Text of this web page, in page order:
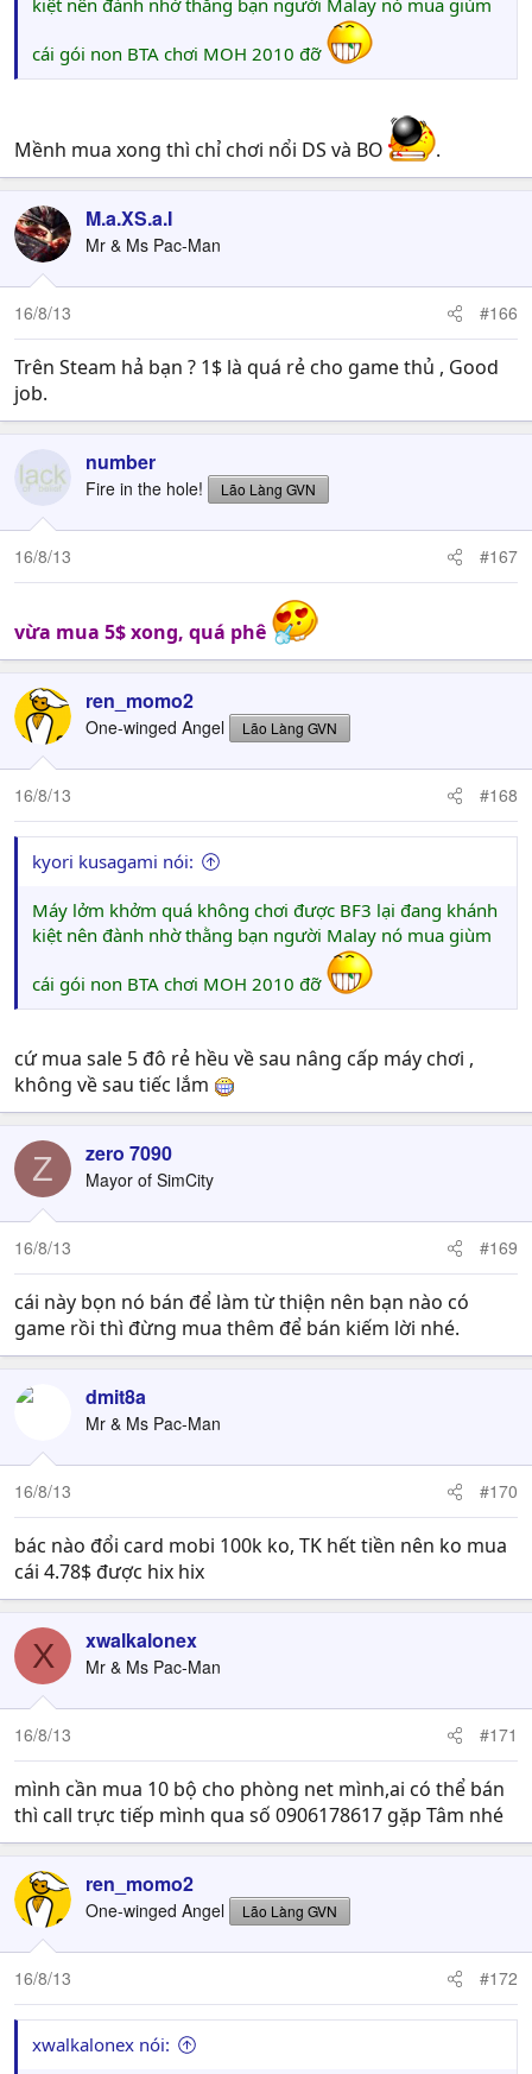
kiệt nên đành nhờ thằng bạn người Malay nó mua giùm
cái gói non BTA chơi MOH 2010 đỡ
Mềnh mua xong thì chỉ chơi nổi DS và BO .
M.a.XS.a.I
Mr & Ms Pac-Man
16/8/13 #166
Trên Steam hả bạn ? 1$ là quá rẻ cho game thủ , Good
job.
number
Fire in the hole! Lão Làng GVN
16/8/13 #167
vừa mua 5$ xong, quá phê
ren_momo2
One-winged Angel Lão Làng GVN
16/8/13 #168
kyori kusagami nói:
Máy lởm khởm quá không chơi được BF3 lại đang khánh
kiệt nên đành nhờ thằng bạn người Malay nó mua giùm
cái gói non BTA chơi MOH 2010 đỡ
cứ mua sale 5 đô rẻ hều về sau nâng cấp máy chơi ,
không về sau tiếc lắm
Z zero 7090
Mayor of SimCity
16/8/13 #169
cái này bọn nó bán để làm từ thiện nên bạn nào có
game rồi thì đừng mua thêm để bán kiếm lời nhé.
dmit8a
Mr & Ms Pac-Man
16/8/13 #170
bác nào đổi card mobi 100k ko, TK hết tiền nên ko mua
cái 4.78$ được hix hix
X xwalkalonex
Mr & Ms Pac-Man
16/8/13 #171
mình cần mua 10 bộ cho phòng net mình,ai có thể bán
thì call trực tiếp mình qua số 0906178617 gặp Tâm nhé
ren_momo2
One-winged Angel Lão Làng GVN
16/8/13 #172
xwalkalonex nói: